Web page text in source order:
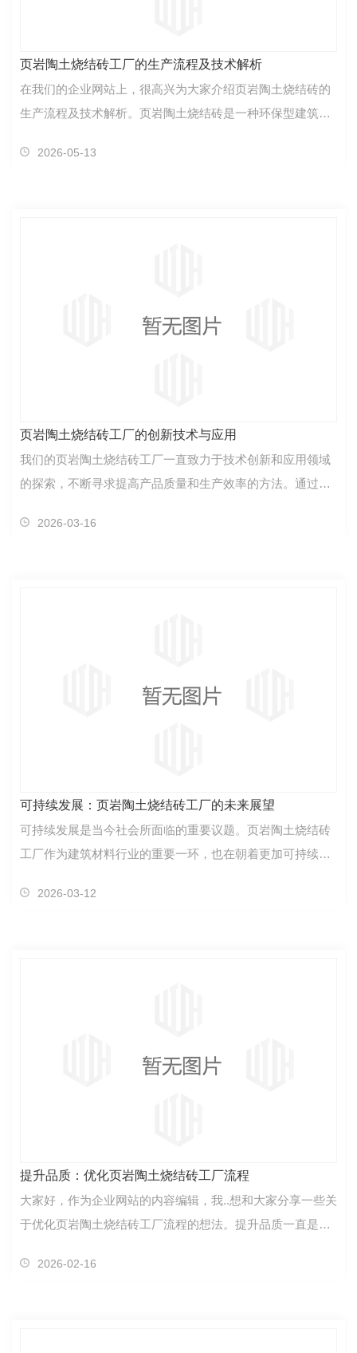
页岩陶土烧结砖工厂的生产流程及技术解析
在我们的企业网站上，很高兴为大家介绍页岩陶土烧结砖的
生产流程及技术解析。页岩陶土烧结砖是一种环保型建筑材
2026-05-13
页岩陶土烧结砖工厂的创新技术与应用
我们的页岩陶土烧结砖工厂一直致力于技术创新和应用领域
的探索，不断寻求提高产品质量和生产效率的方法。通过长
2026-03-16
可持续发展：页岩陶土烧结砖工厂的未来展望
可持续发展是当今社会所面临的重要议题。页岩陶土烧结砖
工厂作为建筑材料行业的重要一环，也在朝着更加可持续的
2026-03-12
提升品质：优化页岩陶土烧结砖工厂流程
大家好，作为企业网站的内容编辑，我..想和大家分享一些关
于优化页岩陶土烧结砖工厂流程的想法。提升品质一直是我
2026-02-16